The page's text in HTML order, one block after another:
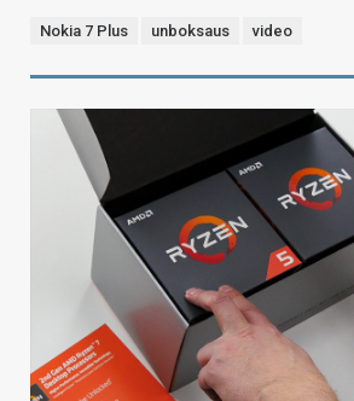
Nokia 7 Plus unboksaus video